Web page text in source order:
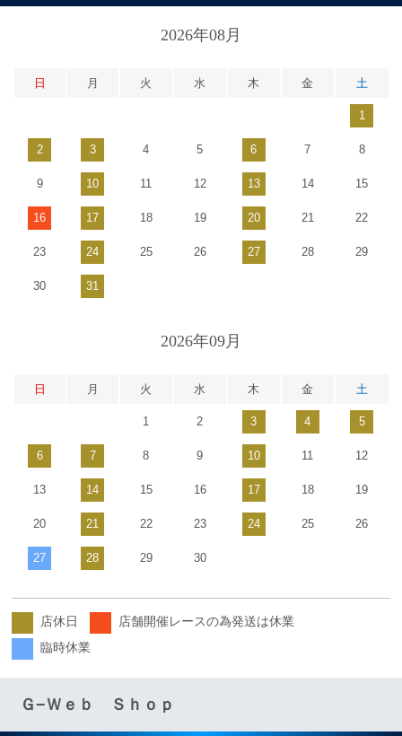
2026年08月
日 月 火 水 木 金 土
1
2 3 4 5 6 7 8
9 10 11 12 13 14 15
16 17 18 19 20 21 22
23 24 25 26 27 28 29
30 31
2026年09月
日 月 火 水 木 金 土
1 2 3 4 5
6 7 8 9 10 11 12
13 14 15 16 17 18 19
20 21 22 23 24 25 26
27 28 29 30
店休日
店舗開催レースの為発送は休業
臨時休業
Ｇ−Ｗｅｂ Ｓｈｏｐ